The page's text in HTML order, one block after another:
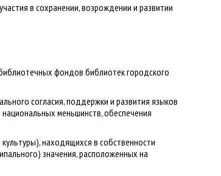
в сохранении, возрождении и развитии
фондов библиотек городского
согласия, поддержки и развития языков
меньшинств, обеспечения
находящихся в собственности
значения, расположенных на